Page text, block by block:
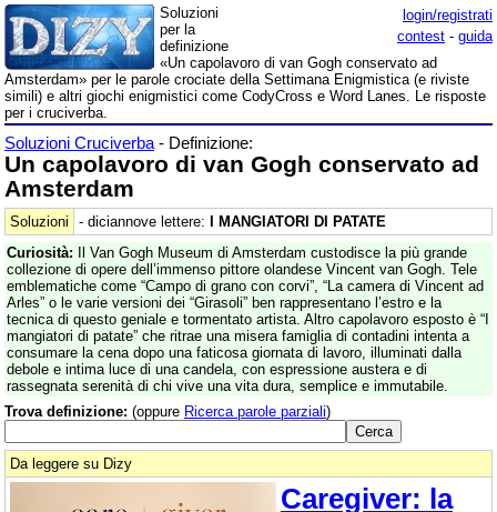
login/registrati
contest - guida
Soluzioni
per la
definizione
«Un capolavoro di van Gogh conservato ad
Amsterdam» per le parole crociate della Settimana Enigmistica (e riviste
simili) e altri giochi enigmistici come CodyCross e Word Lanes. Le risposte
per i cruciverba.
Soluzioni Cruciverba - Definizione:
Un capolavoro di van Gogh conservato ad
Amsterdam
Soluzioni - diciannove lettere: I MANGIATORI DI PATATE
Curiosità: Il Van Gogh Museum di Amsterdam custodisce la più grande
collezione di opere dell’immenso pittore olandese Vincent van Gogh. Tele
emblematiche come “Campo di grano con corvi”, “La camera di Vincent ad
Arles” o le varie versioni dei “Girasoli” ben rappresentano l’estro e la
tecnica di questo geniale e tormentato artista. Altro capolavoro esposto è “I
mangiatori di patate” che ritrae una misera famiglia di contadini intenta a
consumare la cena dopo una faticosa giornata di lavoro, illuminati dalla
debole e intima luce di una candela, con espressione austera e di
rassegnata serenità di chi vive una vita dura, semplice e immutabile.
Trova definizione: (oppure Ricerca parole parziali)
Da leggere su Dizy
Caregiver: la